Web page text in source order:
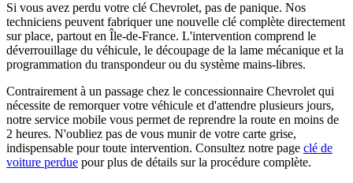
Si vous avez perdu votre clé Chevrolet, pas de panique. Nos
techniciens peuvent fabriquer une nouvelle clé complète directement
sur place, partout en Île-de-France. L'intervention comprend le
déverrouillage du véhicule, le découpage de la lame mécanique et la
programmation du transpondeur ou du système mains-libres.
Contrairement à un passage chez le concessionnaire Chevrolet qui
nécessite de remorquer votre véhicule et d'attendre plusieurs jours,
notre service mobile vous permet de reprendre la route en moins de
2 heures. N'oubliez pas de vous munir de votre carte grise,
indispensable pour toute intervention. Consultez notre page clé de
voiture perdue pour plus de détails sur la procédure complète.